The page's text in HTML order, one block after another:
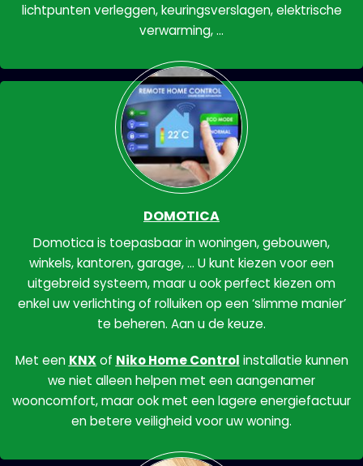
lichtpunten verleggen, keuringsverslagen, elektrische
verwarming, …
DOMOTICA
Domotica is toepasbaar in woningen, gebouwen,
winkels, kantoren, garage, … U kunt kiezen voor een
uitgebreid systeem, maar u ook perfect kiezen om
enkel uw verlichting of rolluiken op een ‘slimme manier’
te beheren. Aan u de keuze.
Met een KNXof Niko Home Control installatie kunnen
we niet alleen helpen met een aangenamer
wooncomfort, maar ook met een lagere energiefactuur
en betere veiligheid voor uw woning.